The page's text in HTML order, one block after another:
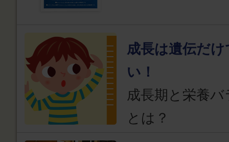
成長は遺伝だ
い！
成長期と栄養
とは？